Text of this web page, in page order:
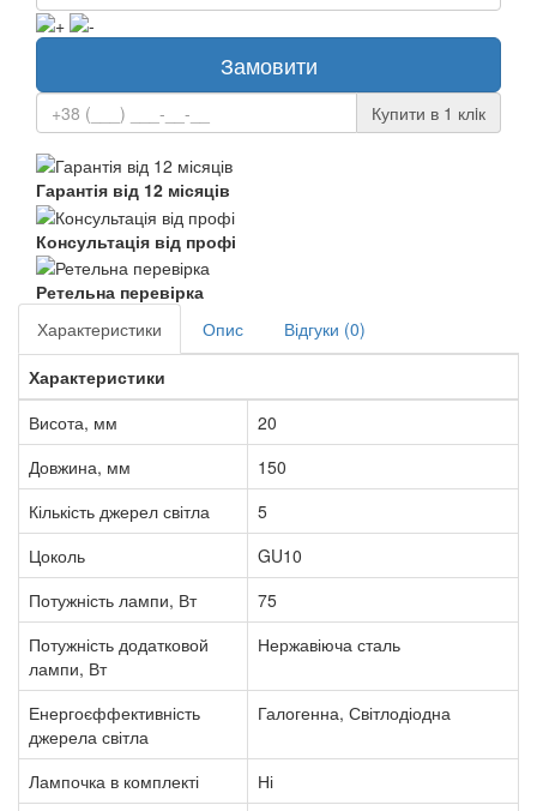
Замовити
Купити в 1 клiк
Гарантія від 12 місяців
Консультація від профі
Ретельна перевірка
Характеристики
Опис
Відгуки (0)
Характеристики
Висота, мм
20
Довжина, мм
150
Кількість джерел світла
5
Цоколь
GU10
Потужність лампи, Вт
75
Потужність додатковой
лампи, Вт
Нержавіюча сталь
Енергоєффективність
джерела світла
Галогенна, Світлодіодна
Лампочка в комплекті
Ні